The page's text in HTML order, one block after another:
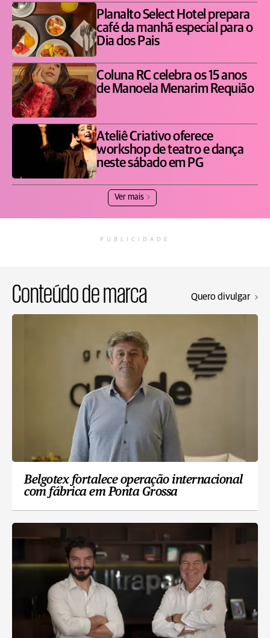
Planalto Select Hotel prepara
café da manhã especial para o
Dia dos Pais
Coluna RC celebra os 15 anos
de Manoela Menarim Requião
Ateliê Criativo oferece
workshop de teatro e dança
neste sábado em PG
Ver mais
PUBLICIDADE
Conteúdo de marca Quero divulgar
Belgotex fortalece operação internacional
com fábrica em Ponta Grossa